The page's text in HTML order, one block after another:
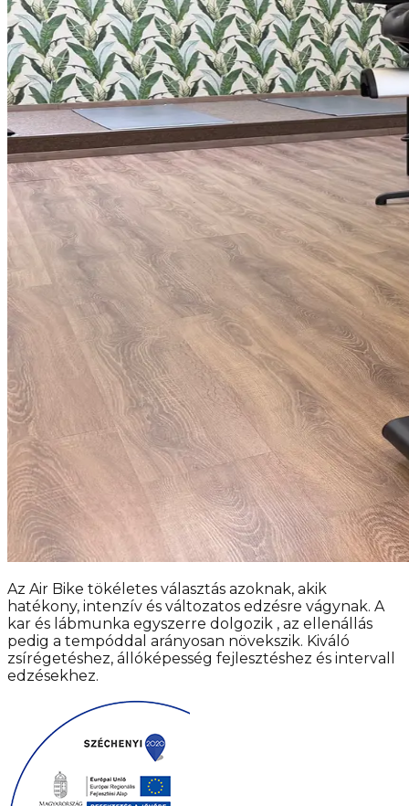
Az Air Bike tökéletes választás azoknak, akik
hatékony, intenzív és változatos edzésre vágynak. A
kar és lábmunka egyszerre dolgozik , az ellenállás
pedig a tempóddal arányosan növekszik. Kiváló
zsírégetéshez, állóképesség fejlesztéshez és intervall
edzésekhez.